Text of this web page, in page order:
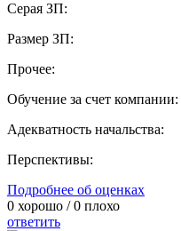
Серая ЗП:
Размер ЗП:
Прочее:
Обучение за счет компании:
Адекватность начальства:
Перспективы:
Подробнее об оценках
0 хорошо /0 плохо
ответить